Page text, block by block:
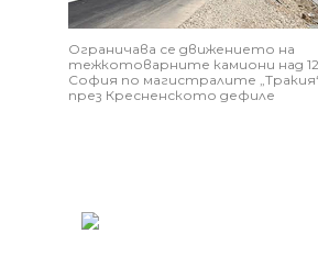
Ограничава се движението на
тежкотоварните камиони над
София по магистралите
през Кресненското дефиле